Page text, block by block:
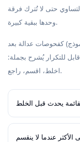
حتى لا تُترك فرقة
وحدها ببقية كبيرة.
كفحوصات عدالة بعد
للتكرار يُشرح بجملة:
اخلط، اقسم، راجع.
عندما لا ينقسم